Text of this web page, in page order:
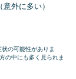
外に多い）
の可能性がありま
の中にも多く見られま